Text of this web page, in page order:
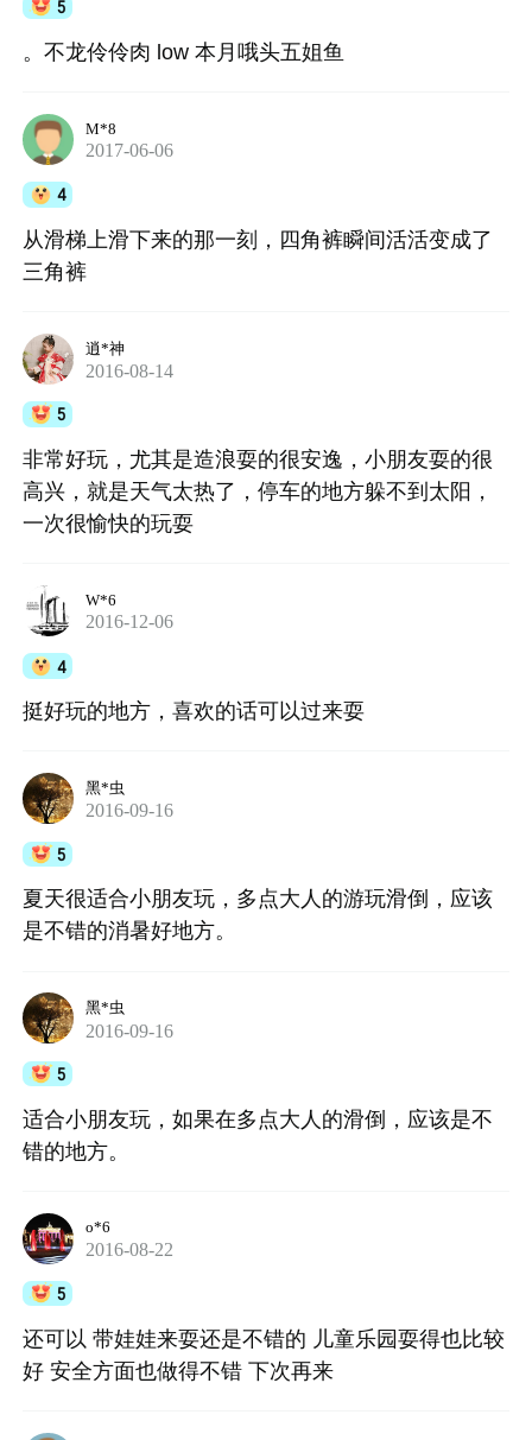
5
。不龙伶伶肉 low 本月哦头五姐鱼
M*8
2017-06-06
4
从滑梯上滑下来的那一刻，四角裤瞬间活活变成了
三角裤
逍*神
2016-08-14
5
非常好玩，尤其是造浪耍的很安逸，小朋友耍的很
高兴，就是天气太热了，停车的地方躲不到太阳，
一次很愉快的玩耍
W*6
2016-12-06
4
挺好玩的地方，喜欢的话可以过来耍
黑*虫
2016-09-16
5
夏天很适合小朋友玩，多点大人的游玩滑倒，应该
是不错的消暑好地方。
黑*虫
2016-09-16
5
适合小朋友玩，如果在多点大人的滑倒，应该是不
错的地方。
o*6
2016-08-22
5
还可以 带娃娃来耍还是不错的 儿童乐园耍得也比较
好 安全方面也做得不错 下次再来